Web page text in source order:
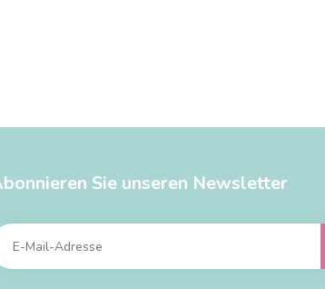
Sie unseren Newsletter